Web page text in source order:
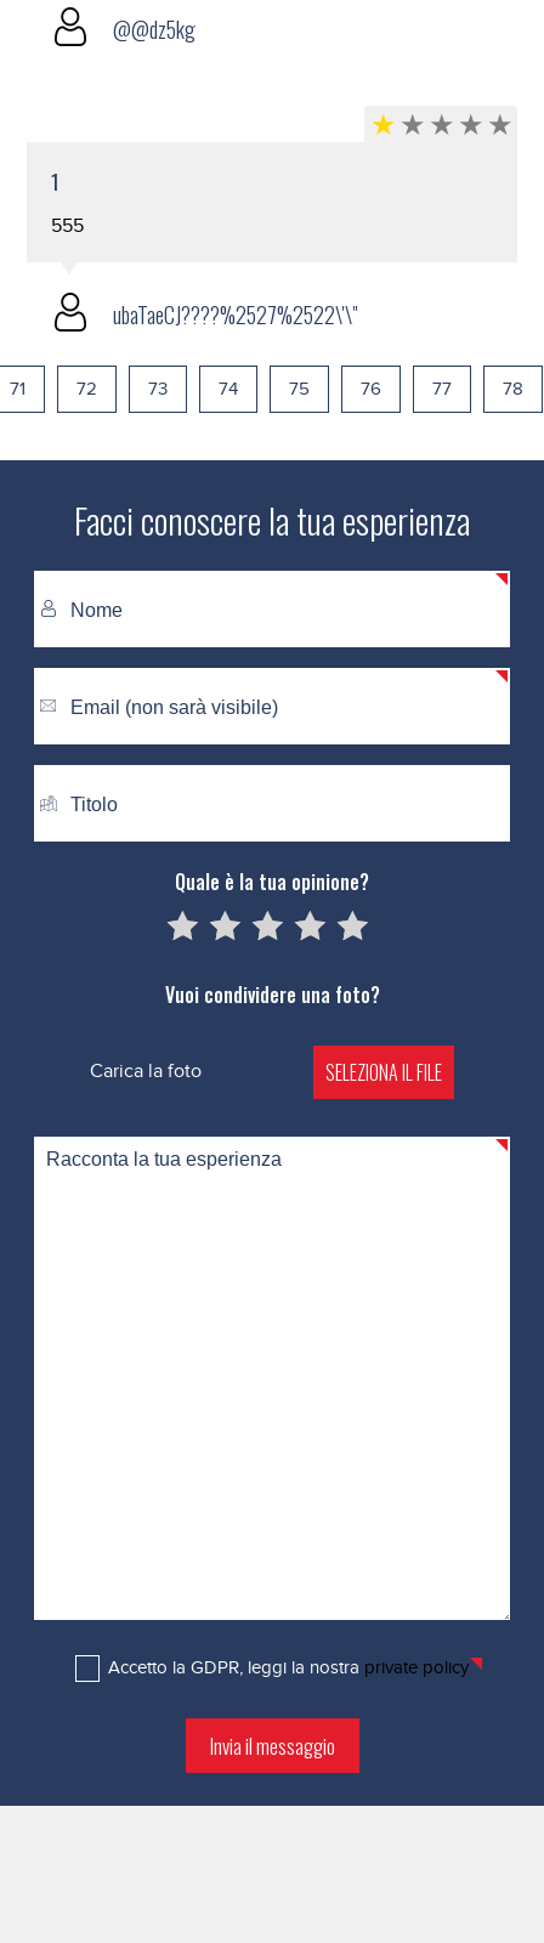
@@dz5kg
1
555
ubaTaeCJ????%2527%2522\'\"
71 72 73 74 75 76 77 78
Facci conoscere la tua esperienza
Quale è la tua opinione?
45
4
35
3
25
2
15
05
Vuoi condividere una foto?
Carica la foto SELEZIONA IL FILE
Accetto la GDPR, leggi la nostra private policy
Invia il messaggio